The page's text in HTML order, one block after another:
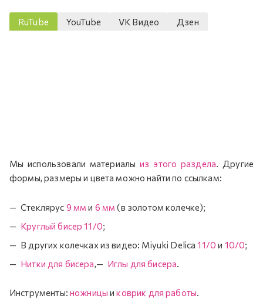
RuTube YouTube VK Видео Дзен
Мы использовали материалыиз этого раздела. Другие
формы, размеры и цвета можно найти по ссылкам:
Стеклярус 9 мм и 6 мм (в золотом колечке);
Круглый бисер 11/0;
В других колечках из видео: Miyuki Delica11/0 и 10/0;
Нитки для бисера, Иглы для бисера.
Инструменты: ножницы иковрик для работы.